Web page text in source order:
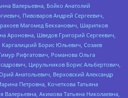
Валерьевна, Бойко Анатолий
Пивоваров Андрей Сергеевич,
Магомед Бекханович, Шарипков
Ароновна, Шведов Григорий Сергеевич,
Борис Юльевич, Созаев
Рифгатович, Романова Ольга
Цирульников Борис Альбертович,
Анатольевич, Верховский Александр
Петровна, Кочеткова Татьяна
Валерьевна, Акимова Татьяна Николаевна,